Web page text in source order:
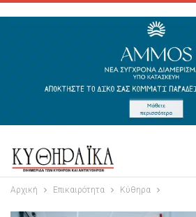
Αρχική Επικαιρότητα Κύθηρα